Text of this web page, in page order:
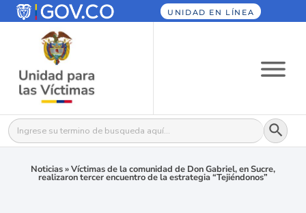
UNIDAD EN LÍNEA
Buscar: Botón
Noticias»Víctimas de la comunidad de Don Gabriel, en Sucre,
realizaron tercer encuentro de la estrategia “Tejiéndonos”